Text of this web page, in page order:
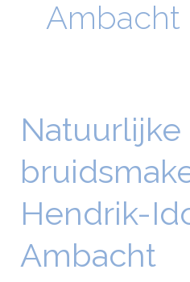
Ambacht
Natuurlijke
Hendrik-
Ambacht
Natuurlijke
bruidsmake-
up
Hendrik-
Ambacht